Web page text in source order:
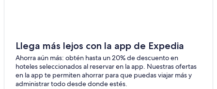
Llega más lejos con la app de Expedia
Ahorra aún más: obtén hasta un 20% de descuento en
hoteles seleccionados al reservar en la app. Nuestras ofertas
en la app te permiten ahorrar para que puedas viajar más y
administrar todo desde donde estés.